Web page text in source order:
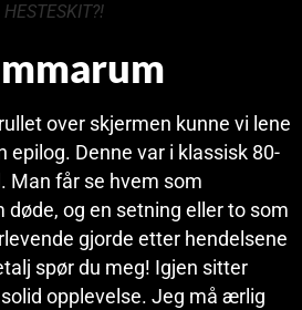
HESTESKIT?!
over skjermen kunne vi lene
epilog. Denne var i klassisk 80-
Man får se hvem som
døde, og en setning eller to som
gjorde etter hendelsene
spør du meg! Igjen sitter
opplevelse. Jeg må ærlig